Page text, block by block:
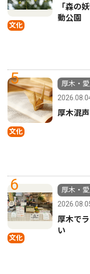
文化
「森の
動公園
5
文化
厚木・愛
厚木混
6
文化
厚木・愛
厚木で
い